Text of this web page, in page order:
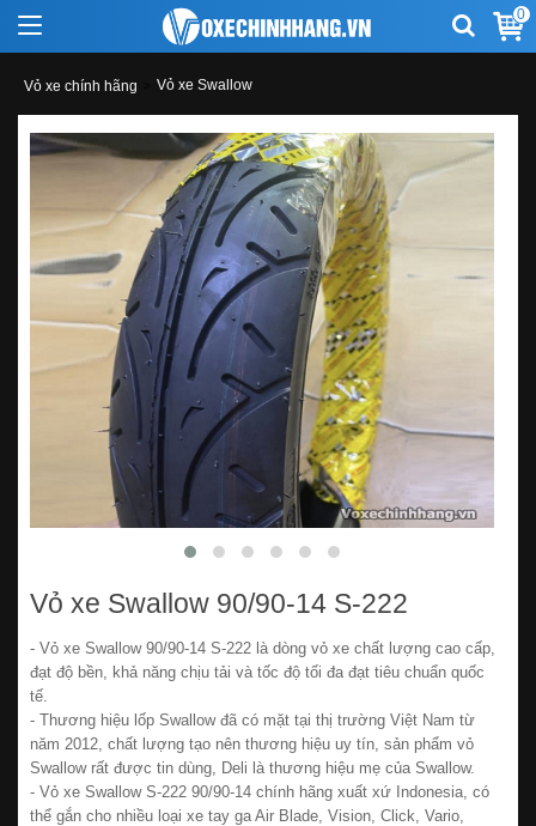
0
Vỏ xe chính hãng Vỏ xe Swallow
Vỏ xe Swallow 90/90-14 S-222
- Vỏ xe Swallow 90/90-14 S-222 là dòng vỏ xe chất lượng cao cấp,
đạt độ bền, khả năng chịu tải và tốc độ tối đa đạt tiêu chuẩn quốc
tế.
- Thương hiệu lốp Swallow đã có mặt tại thị trường Việt Nam từ
năm 2012, chất lượng tạo nên thương hiệu uy tín, sản phẩm vỏ
Swallow rất được tin dùng, Deli là thương hiệu mẹ của Swallow.
- Vỏ xe Swallow S-222 90/90-14 chính hãng xuất xứ Indonesia, có
thể gắn cho nhiều loại xe tay ga Air Blade, Vision, Click, Vario,